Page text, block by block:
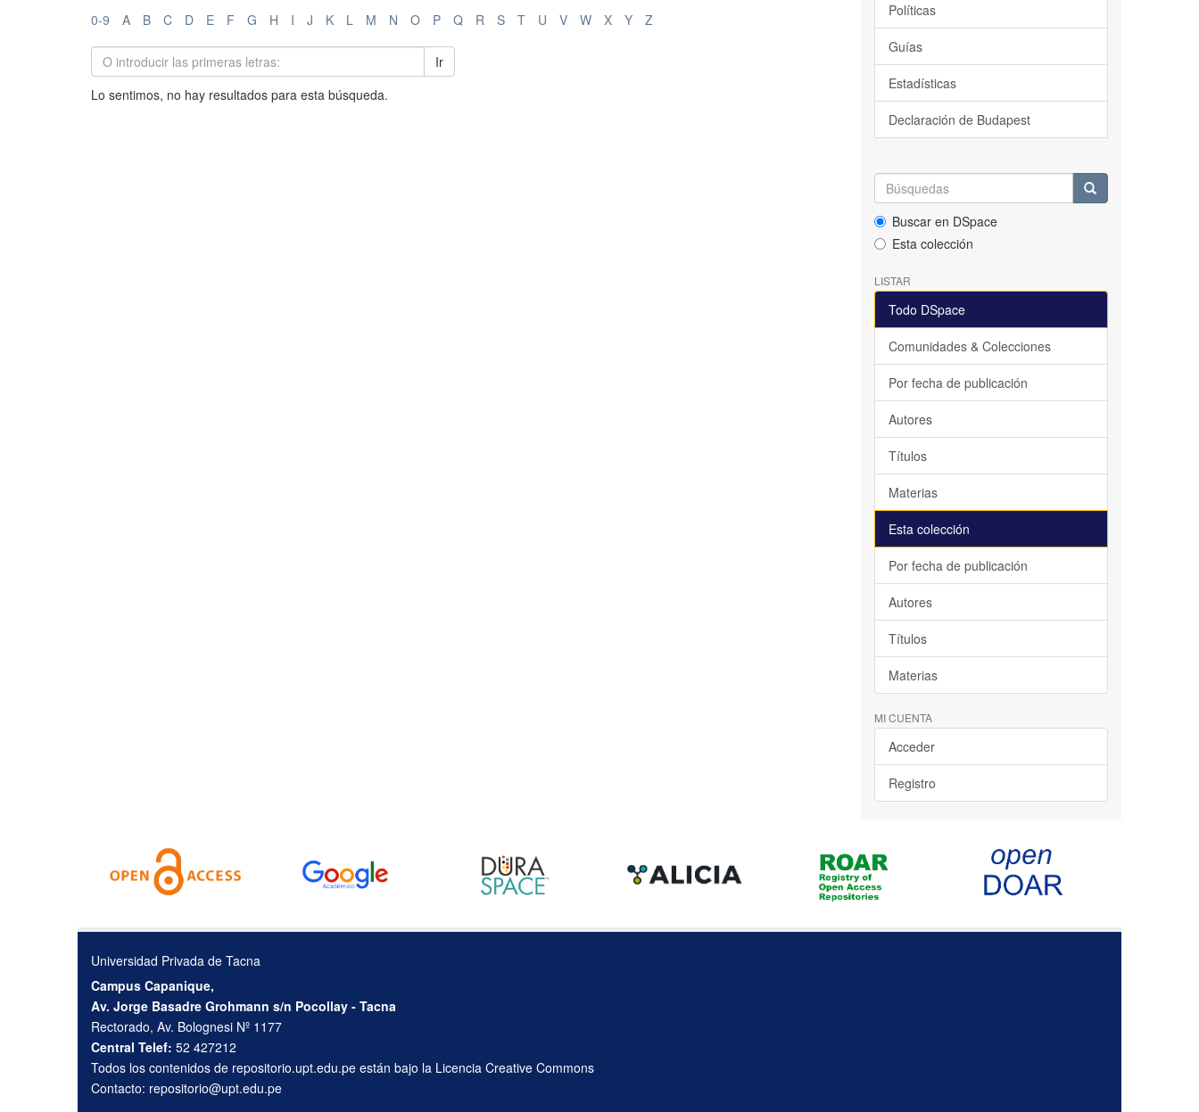
0-9 A B C D E F G H I J K L M N O P Q R S T U V W X Y Z
Ir
Lo sentimos, no hay resultados para esta búsqueda.
Políticas
Guías
Estadísticas
Declaración de Budapest
Buscar en DSpace
Esta colección
LISTAR
Todo DSpace
Comunidades & Colecciones
Por fecha de publicación
Autores
Títulos
Materias
Esta colección
Por fecha de publicación
Autores
Títulos
Materias
MI CUENTA
Acceder
Registro
Universidad Privada de Tacna
Campus Capanique,
Av. Jorge Basadre Grohmann s/n Pocollay - Tacna
Rectorado, Av. Bolognesi Nº 1177
Central Telef: 52 427212
Todos los contenidos de repositorio.upt.edu.pe están bajo la Licencia Creative Commons
Contacto: repositorio@upt.edu.pe